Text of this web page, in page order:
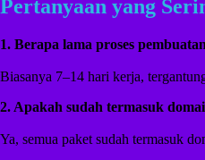
Pertanyaan yang
1. Berapa lama proses
Biasanya 7–14 hari kerja,
2. Apakah sudah termasuk
Ya, semua paket sudah termasuk